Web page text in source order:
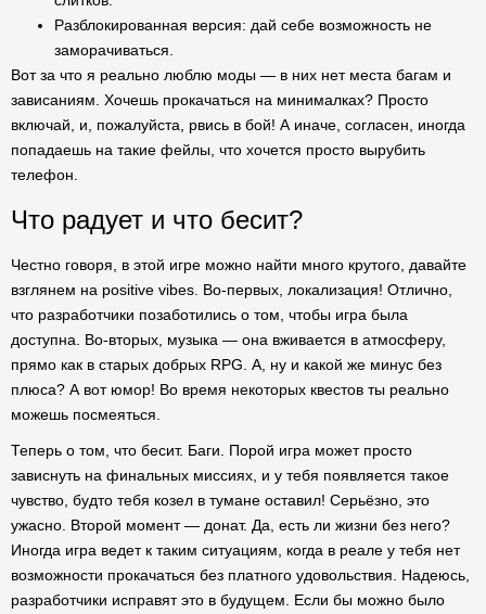
Разблокированная версия: дай себе возможность не
заморачиваться.
Вот за что я реально люблю моды — в них нет места багам и
зависаниям. Хочешь прокачаться на минималках? Просто
включай, и, пожалуйста, рвись в бой! А иначе, согласен, иногда
попадаешь на такие фейлы, что хочется просто вырубить
телефон.
Что радует и что бесит?
Честно говоря, в этой игре можно найти много крутого, давайте
взглянем на positive vibes. Во-первых, локализация! Отлично,
что разработчики позаботились о том, чтобы игра была
доступна. Во-вторых, музыка — она вживается в атмосферу,
прямо как в старых добрых RPG. А, ну и какой же минус без
плюса? А вот юмор! Во время некоторых квестов ты реально
можешь посмеяться.
Теперь о том, что бесит. Баги. Порой игра может просто
зависнуть на финальных миссиях, и у тебя появляется такое
чувство, будто тебя козел в тумане оставил! Серьёзно, это
ужасно. Второй момент — донат. Да, есть ли жизни без него?
Иногда игра ведет к таким ситуациям, когда в реале у тебя нет
возможности прокачаться без платного удовольствия. Надеюсь,
разработчики исправят это в будущем. Если бы можно было